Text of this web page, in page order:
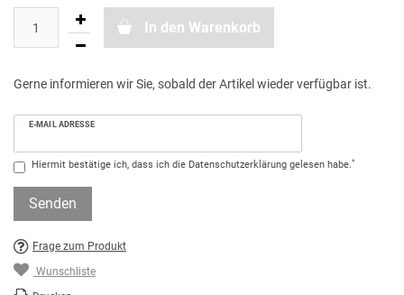
In den Warenkorb
Gerne informieren wir Sie, sobald der Artikel wieder verfügbar ist.
E-MAIL ADRESSE
Hiermit bestätige ich, dass ich die Daten­schutz­erklärung gelesen habe.*
Senden
Frage zum Produkt
Wunschliste